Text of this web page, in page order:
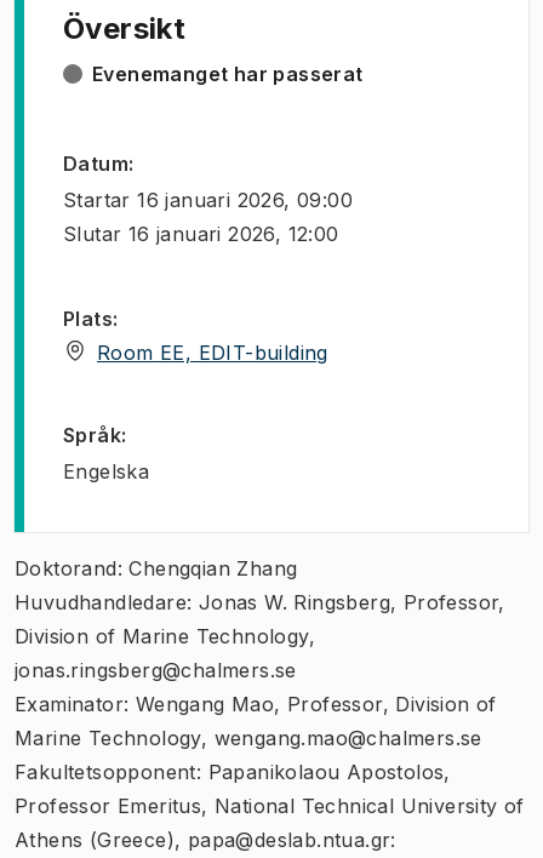
Översikt
Evenemanget har passerat
Datum:
Startar 16 januari 2026, 09:00
Slutar 16 januari 2026, 12:00
Plats:
Room EE, EDIT-building(
Språk:
Engelska
Doktorand: Chengqian Zhang
Huvudhandledare: Jonas W. Ringsberg, Professor,
Division of Marine Technology,
jonas.ringsberg@chalmers.se
Examinator: Wengang Mao, Professor, Division of
Marine Technology, wengang.mao@chalmers.se
Fakultetsopponent: Papanikolaou Apostolos,
Professor Emeritus, National Technical University of
Athens (Greece), papa@deslab.ntua.gr: